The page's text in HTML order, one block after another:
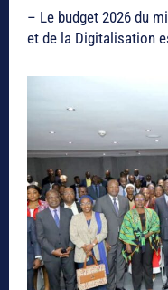
– Le budget 2026 du
et de la Digitalisation